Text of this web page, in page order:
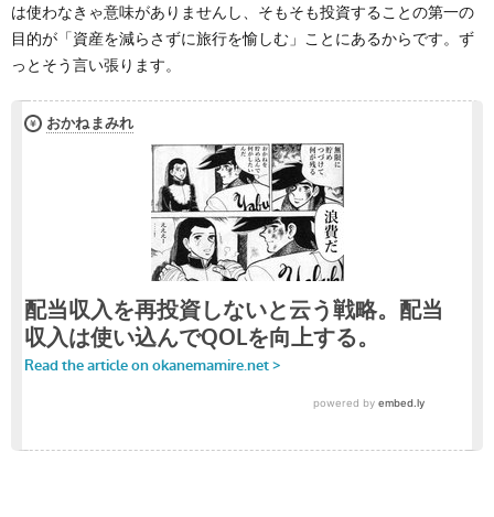
は使わなきゃ意味がありませんし、そもそも投資することの第一の
目的が「資産を減らさずに旅行を愉しむ」ことにあるからです。ず
っとそう言い張ります。